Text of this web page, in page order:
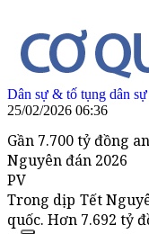
Dân sự & tố tụng dân sự
25/02/2026 06:36
Gần 7.700 tỷ đồng
Nguyên đán 2026
PV
Trong dịp Tết
quốc. Hơn 7.692 tỷ